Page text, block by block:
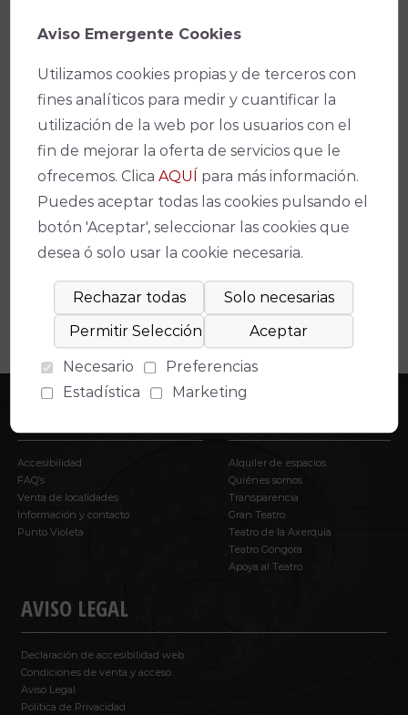
Facebook
X WhatsApp
EmailCopy
Link
Espectáculos relacionados
No se ha encontrado un evento relacionado.
Accesibilidad
FAQ’s
Venta de localidades
Información y contacto
Punto Violeta
AVISO LEGAL
Declaración de accesibilidad web
Condiciones de venta y acceso
Aviso Legal
Política de Privacidad
Alquiler de espacios
Quiénes somos
Transparencia
Gran Teatro
Teatro de la Axerquía
Teatro Góngora
Apoya al Teatro
Aviso Emergente Cookies
Utilizamos cookies propias y de terceros con
fines analíticos para medir y cuantificar la
utilización de la web por los usuarios con el
fin de mejorar la oferta de servicios que le
ofrecemos. ClicaAQUÍ para más información.
Puedes aceptar todas las cookies pulsando el
botón 'Aceptar', seleccionar las cookies que
desea ó solo usar la cookie necesaria.
Necesario
Preferencias
Estadística
Marketing